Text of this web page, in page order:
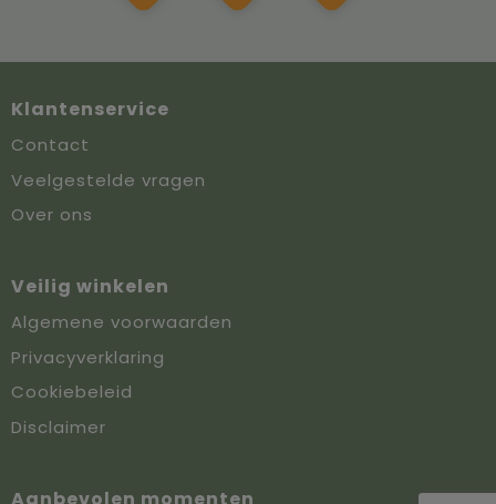
Klantenservice
Contact
Veelgestelde vragen
Over ons
Veilig winkelen
Algemene voorwaarden
Privacyverklaring
Cookiebeleid
Disclaimer
Aanbevolen momenten